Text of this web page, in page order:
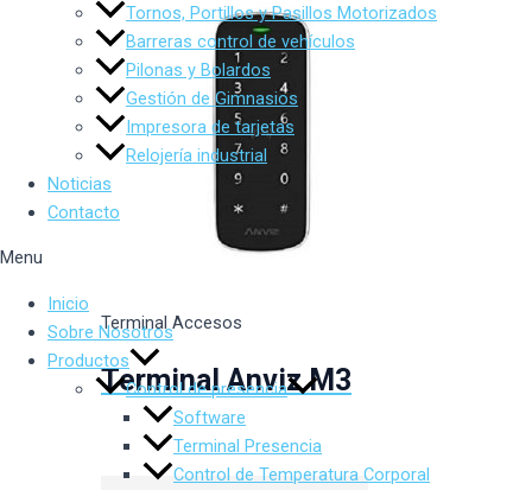
Tornos, Portillos y Pasillos Motorizados
Barreras control de vehículos
Pilonas y Bolardos
Gestión de Gimnasios
Impresora de tarjetas
Relojería industrial
Noticias
Contacto
Menu
Inicio
Sobre Nosotros
Productos
Control de presencia
Software
Terminal Presencia
Control de Temperatura Corporal
Terminal Accesos
Terminal Anviz M3